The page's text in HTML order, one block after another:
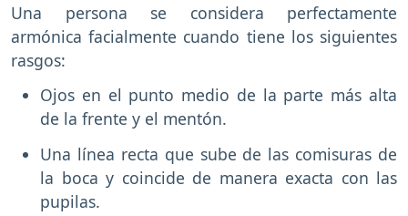
Una persona se considera perfectamente
armónica facialmente cuando tiene los siguientes
rasgos:
Ojos en el punto medio de la parte más alta
de la frente y el mentón.
Una línea recta que sube de las comisuras de
la boca y coincide de manera exacta con las
pupilas.